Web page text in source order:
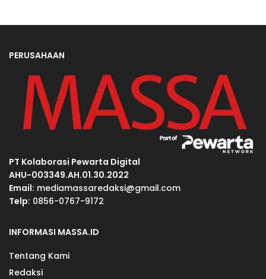
PERUSAHAAN
PT Kolaborasi Pewarta Digital
AHU-003349.AH.01.30.2022
Email: mediamassaredaksi@gmail.com
Telp: 0856-0767-9172
INFORMASI MASSA.ID
Tentang Kami
Redaksi